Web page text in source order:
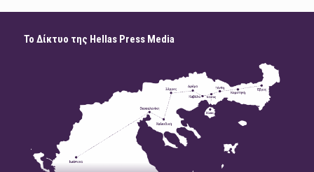
Το Δίκτυο της Hellas Press Media